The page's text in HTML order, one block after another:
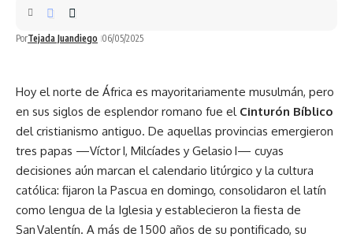
PorTejada Juandiego 06/05/2025
Hoy el norte de África es mayoritariamente musulmán, pero
en sus siglos de esplendor romano fue el Cinturón Bíblico
del cristianismo antiguo. De aquellas provincias emergieron
tres papas —Víctor I, Milcíades y Gelasio I— cuyas
decisiones aún marcan el calendario litúrgico y la cultura
católica: fijaron la Pascua en domingo, consolidaron el latín
como lengua de la Iglesia y establecieron la fiesta de
San Valentín. A más de 1 500 años de su pontificado, su